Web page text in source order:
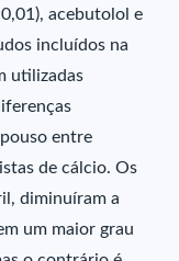
acebutolol e
incluídos na
utilizadas
entre
de cálcio. Os
diminuíram a
um maior grau